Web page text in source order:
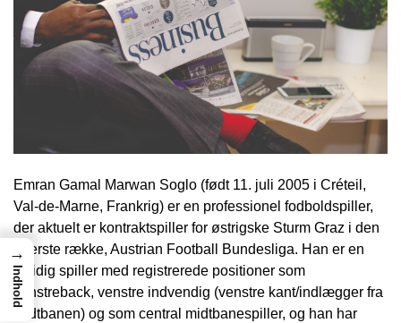
Emran Gamal Marwan Soglo (født 11. juli 2005 i Créteil,
Val-de-Marne, Frankrig) er en professionel fodboldspiller,
der aktuelt er kontraktspiller for østrigske Sturm Graz i den
øverste række, Austrian Football Bundesliga. Han er en
alsidig spiller med registrerede positioner som
venstreback, venstre indvendig (venstre kant/indlægger fra
midtbanen) og som central midtbanespiller, og han har
→
Indhold